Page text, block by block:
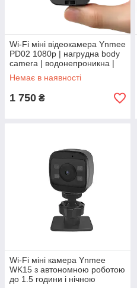
Wi-Fi міні відеокамера Ynmee
PD02 1080p | нагрудна body
camera | водонепроникна |
дисплей | 1200 mAh
Немає в наявності
1 750 ₴
Wi-Fi міні камера Ynmee
WK15 з автономною роботою
до 1.5 години і нічною